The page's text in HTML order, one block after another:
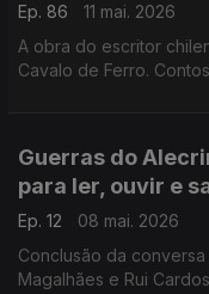
Ep. 86
11 mai. 2026
A obra do escritor
Cavalo de Ferro.
Guerras do
para ler, ouvir e
Ep. 12
08 mai. 2026
Conclusão da
Magalhães e Rui